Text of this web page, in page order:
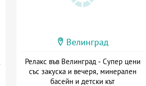
Велинград
Релакс във Велинград - Супер цени
със закуска и вечеря, минерален
басейн и детски кът